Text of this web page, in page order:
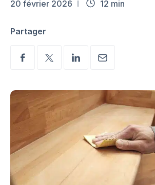
20 février 2026 12 min
Partager